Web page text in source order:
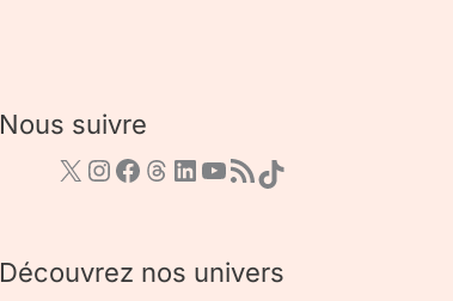
Nous suivre
Découvrez nos univers